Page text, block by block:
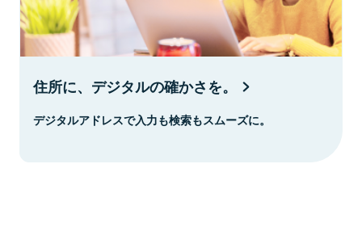
住所に、デジタルの確かさを。
デジタルアドレスで入力も検索もスムーズに。